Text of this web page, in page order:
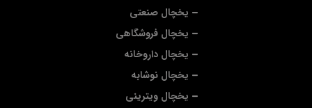
یخچال صنعتی
یخچال فروشگاهی
یخچال داروخانه
یخچال نوشابه
یخچال ویترینی